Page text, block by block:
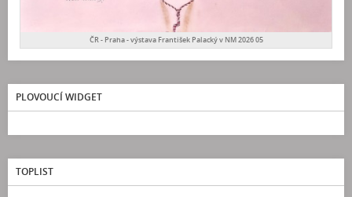
ČR - Praha - výstava František Palacký v NM 2026 05
PLOVOUCÍ WIDGET
TOPLIST